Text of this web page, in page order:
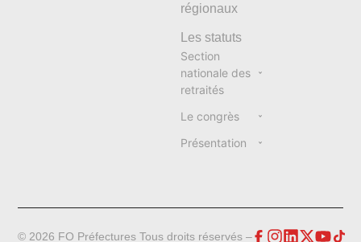
régionaux
Les statuts
Section
nationale des
retraités
Le congrès
Présentation
© 2026 FO Préfectures Tous droits réservés –